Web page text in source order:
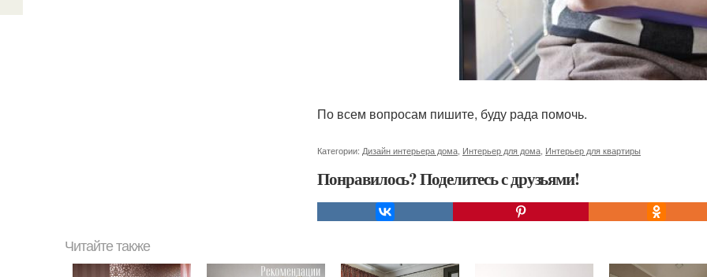
По всем вопросам пишите, буду рада помочь.
Категории: Дизайн интерьера дома Интерьер для дома Интерьер для квартиры
Понравилось? Поделитесь с друзьями!
Читайте также